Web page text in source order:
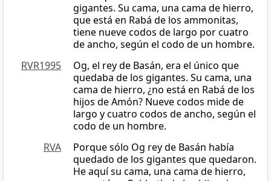
gigantes. Su cama, una cama de hierro,
que está en Rabá de los ammonitas,
tiene nueve codos de largo por cuatro
de ancho, según el codo de un hombre.
RVR1995
Og, el rey de Basán, era el único que
quedaba de los gigantes. Su cama, una
cama de hierro, ¿no está en Rabá de los
hijos de Amón? Nueve codos mide de
largo y cuatro codos de ancho, según el
codo de un hombre.
RVA
Porque sólo Og rey de Basán había
quedado de los gigantes que quedaron.
He aquí su cama, una cama de hierro,